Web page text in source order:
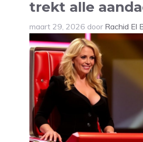
trekt alle
maart 29, 2026 door Rachid El